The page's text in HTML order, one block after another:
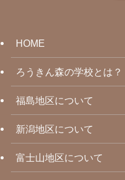
HOME
ろうきん森の学校とは？
福島地区について
新潟地区について
富士山地区について